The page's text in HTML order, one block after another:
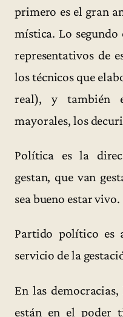
primero es el gran
mística. Lo
representativos de
los técnicos que
real), y también
mayorales, los
Política es la
gestan, que van
sea bueno estar vivo.
Partido político es
servicio de la
En las
están en el poder